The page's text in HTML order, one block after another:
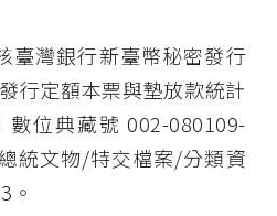
臺灣銀行新臺幣秘密發行
行定額本票與墊放款統計
位典藏號 002-080109-
統文物/特交檔案/分類資
。